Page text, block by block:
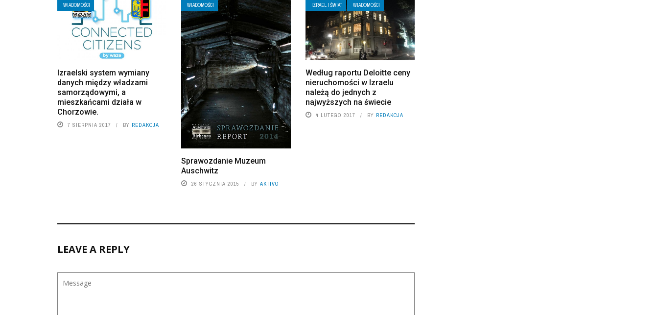
WIADOMOŚCI
Izraelski system wymiany
danych między władzami
samorządowymi, a
mieszkańcami działa w
Chorzowie.
7 SIERPNIA 2017 BY REDAKCJA
WIADOMOŚCI
Sprawozdanie Muzeum
Auschwitz
26 STYCZNIA 2015 BYAKTIVO
IZRAEL I ŚWIAT WIADOMOŚCI
Według raportu Deloitte ceny
nieruchomości w Izraelu
należą do jednych z
najwyższych na świecie
4 LUTEGO 2017 BY REDAKCJA
LEAVE A REPLY